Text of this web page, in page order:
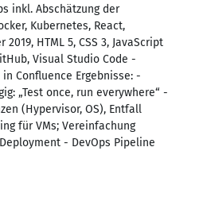
inkl. Abschätzung der
Kubernetes, React,
2019, HTML 5, CSS 3, JavaScript
Visual Studio Code -
Confluence Ergebnisse: -
„Test once, run everywhere“ -
(Hypervisor, OS), Entfall
für VMs; Vereinfachung
- DevOps Pipeline